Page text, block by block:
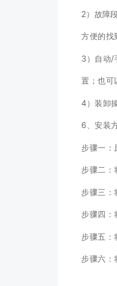
2）故障
方便的找
3）自动/
置；也可
4）装卸
6、安装
步骤一：
步骤二：
步骤三：
步骤四：
步骤五：
步骤六：